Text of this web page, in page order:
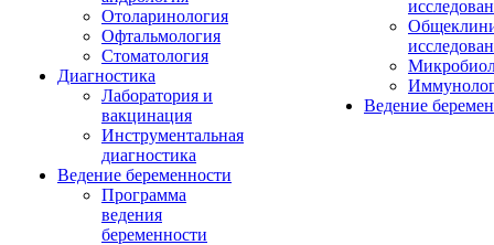
Отоларинология
Офтальмология
Стоматология
Диагностика
Лаборатория и
вакцинация
Инструментальная
диагностика
Ведение беременности
Программа
ведения
беременности
Ведение